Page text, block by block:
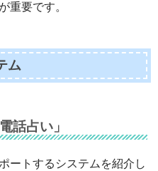
重要です。
ム
話占い」
ートするシステムを紹介し